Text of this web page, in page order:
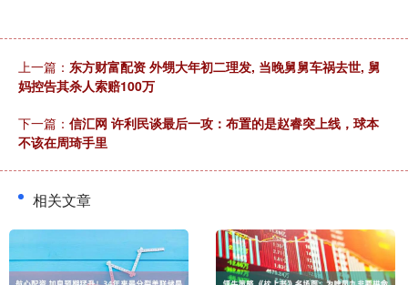
上一篇： 东方财富配资 外甥大年初二理发, 当晚舅舅车祸去世, 舅
妈控告其杀人索赔100万
下一篇： 信汇网 许利民谈最后一攻：布置的是赵睿突上线，球本
不该在周琦手里
相关文章